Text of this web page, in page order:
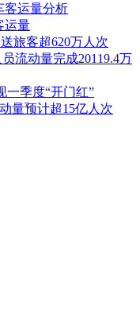
客运量分析
运量
旅客超620万人次
流动量完成20119.4万
一季度“开门红”
量预计超15亿人次